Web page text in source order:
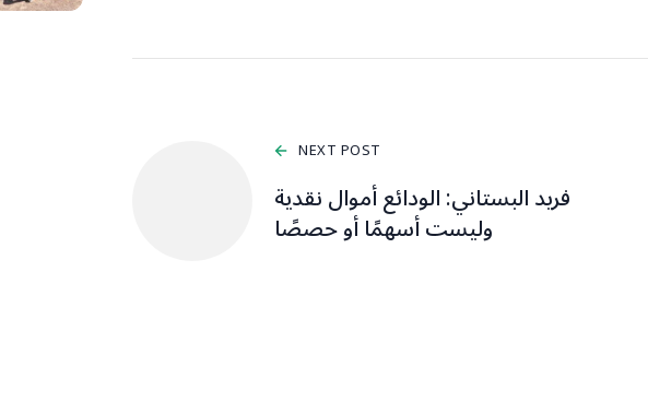
NEXT POST
فريد البستاني: الودائع أموال نقدية
وليست أسهمًا أو حصصًا